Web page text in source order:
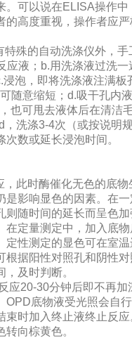
。可以说在ELISA操作中
的高度重视，操作者应
殊的自动洗涤仪外，手
应液；b.用洗涤液过洗一
泡，即将洗涤液注满板
随意缩短；d.吸干孔内液
也可甩去液体后在清洁
洗涤3-4次（或按说明
数或延长浸泡时间。
，此时酶催化无色的底物
影响显色的因素。在一
则随时间的延长而呈色
定量测定中，加入底物
性测定的显色可在室温
根据阳性对照孔和阴性对
及时判断。
应20-30分钟后即不再加
底物液受光照会自行
束时加入终止液终止反
向棕黄色。